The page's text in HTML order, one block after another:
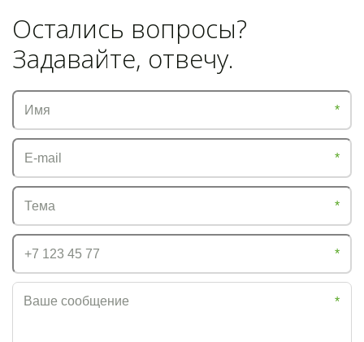
Остались вопросы?
Задавайте, отвечу.
*
*
*
*
*